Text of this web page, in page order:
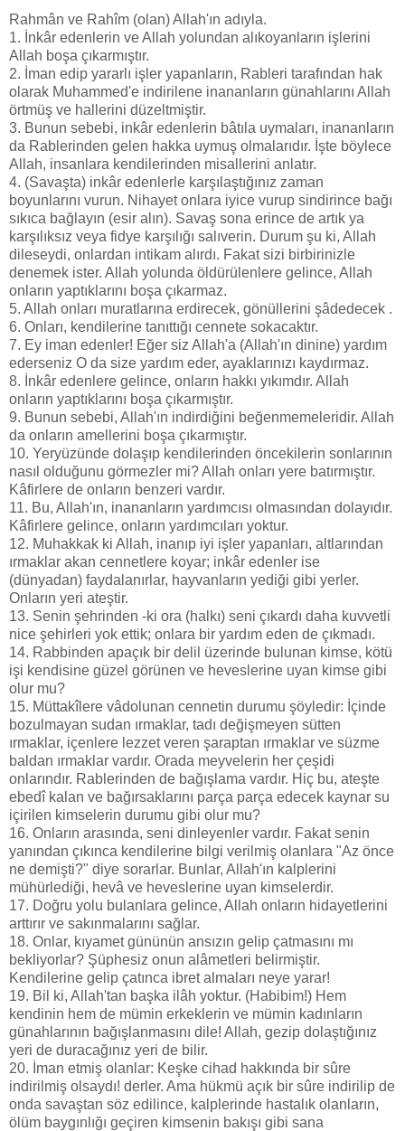
Rahmân ve Rahîm (olan) Allah'ın adıyla.
1. İnkâr edenlerin ve Allah yolundan alıkoyanların işlerini
Allah boşa çıkarmıştır.
2. İman edip yararlı işler yapanların, Rableri tarafından hak
olarak Muhammed'e indirilene inananların günahlarını Allah
örtmüş ve hallerini düzeltmiştir.
3. Bunun sebebi, inkâr edenlerin bâtıla uymaları, inananların
da Rablerinden gelen hakka uymuş olmalarıdır. İşte böylece
Allah, insanlara kendilerinden misallerini anlatır.
4. (Savaşta) inkâr edenlerle karşılaştığınız zaman
boyunlarını vurun. Nihayet onlara iyice vurup sindirince bağı
sıkıca bağlayın (esir alın). Savaş sona erince de artık ya
karşılıksız veya fidye karşılığı salıverin. Durum şu ki, Allah
dileseydi, onlardan intikam alırdı. Fakat sizi birbirinizle
denemek ister. Allah yolunda öldürülenlere gelince, Allah
onların yaptıklarını boşa çıkarmaz.
5. Allah onları muratlarına erdirecek, gönüllerini şâdedecek .
6. Onları, kendilerine tanıttığı cennete sokacaktır.
7. Ey iman edenler! Eğer siz Allah'a (Allah'ın dinine) yardım
ederseniz O da size yardım eder, ayaklarınızı kaydırmaz.
8. İnkâr edenlere gelince, onların hakkı yıkımdır. Allah
onların yaptıklarını boşa çıkarmıştır.
9. Bunun sebebi, Allah'ın indirdiğini beğenmemeleridir. Allah
da onların amellerini boşa çıkarmıştır.
10. Yeryüzünde dolaşıp kendilerinden öncekilerin sonlarının
nasıl olduğunu görmezler mi? Allah onları yere batırmıştır.
Kâfirlere de onların benzeri vardır.
11. Bu, Allah'ın, inananların yardımcısı olmasından dolayıdır.
Kâfirlere gelince, onların yardımcıları yoktur.
12. Muhakkak ki Allah, inanıp iyi işler yapanları, altlarından
ırmaklar akan cennetlere koyar; inkâr edenler ise
(dünyadan) faydalanırlar, hayvanların yediği gibi yerler.
Onların yeri ateştir.
13. Senin şehrinden -ki ora (halkı) seni çıkardı daha kuvvetli
nice şehirleri yok ettik; onlara bir yardım eden de çıkmadı.
14. Rabbinden apaçık bir delil üzerinde bulunan kimse, kötü
işi kendisine güzel görünen ve heveslerine uyan kimse gibi
olur mu?
15. Müttakîlere vâdolunan cennetin durumu şöyledir: İçinde
bozulmayan sudan ırmaklar, tadı değişmeyen sütten
ırmaklar, içenlere lezzet veren şaraptan ırmaklar ve süzme
baldan ırmaklar vardır. Orada meyvelerin her çeşidi
onlarındır. Rablerinden de bağışlama vardır. Hiç bu, ateşte
ebedî kalan ve bağırsaklarını parça parça edecek kaynar su
içirilen kimselerin durumu gibi olur mu?
16. Onların arasında, seni dinleyenler vardır. Fakat senin
yanından çıkınca kendilerine bilgi verilmiş olanlara "Az önce
ne demişti?" diye sorarlar. Bunlar, Allah'ın kalplerini
mühürlediği, hevâ ve heveslerine uyan kimselerdir.
17. Doğru yolu bulanlara gelince, Allah onların hidayetlerini
arttırır ve sakınmalarını sağlar.
18. Onlar, kıyamet gününün ansızın gelip çatmasını mı
bekliyorlar? Şüphesiz onun alâmetleri belirmiştir.
Kendilerine gelip çatınca ibret almaları neye yarar!
19. Bil ki, Allah'tan başka ilâh yoktur. (Habibim!) Hem
kendinin hem de mümin erkeklerin ve mümin kadınların
günahlarının bağışlanmasını dile! Allah, gezip dolaştığınız
yeri de duracağınız yeri de bilir.
20. İman etmiş olanlar: Keşke cihad hakkında bir sûre
indirilmiş olsaydı! derler. Ama hükmü açık bir sûre indirilip de
onda savaştan söz edilince, kalplerinde hastalık olanların,
ölüm baygınlığı geçiren kimsenin bakışı gibi sana